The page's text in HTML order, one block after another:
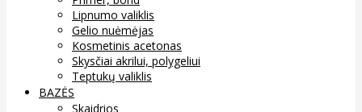
Lipnumo valiklis
Gelio nuėmėjas
Kosmetinis acetonas
Skysčiai akrilui, polygeliui
Teptukų valiklis
BAZĖS
Skaidrios